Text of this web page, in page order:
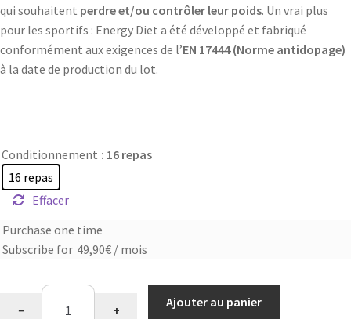
qui souhaitent perdre et/ou contrôler leur poids. Un vrai plus
pour les sportifs : Energy Diet a été développé et fabriqué
conformément aux exigences de l’EN 17444 (Norme antidopage)
à la date de production du lot.
Conditionnement : 16 repas
16 repas
Effacer
Choose
purchase
Purchase one time
Subscribe for 49,90€ / mois
quantité
− +
Ajouter au panier